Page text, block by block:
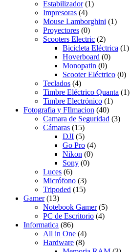
Estabilizador (1)
Impresoras (4)
Mouse Lamborghini (1)
Proyectores (0)
Scooters Electric (2)
Bicicleta Eléctrica (1)
Hoverboard (0)
Monopatin (0)
Scooter Eléctrico (0)
Teclados (4)
Timbre Eléctrico Quanta (1)
Timbre Electrónico (1)
Fotografia y FIlmacion (40)
Camara de Seguridad (3)
Cámaras (15)
DJI (5)
Go Pro (4)
Nikon (0)
Sony (0)
Luces (6)
Micrófono (3)
Tripoded (15)
Gamer (13)
Notebook Gamer (5)
PC de Escritorio (4)
Informatica (86)
All in One (4)
Hardware (8)